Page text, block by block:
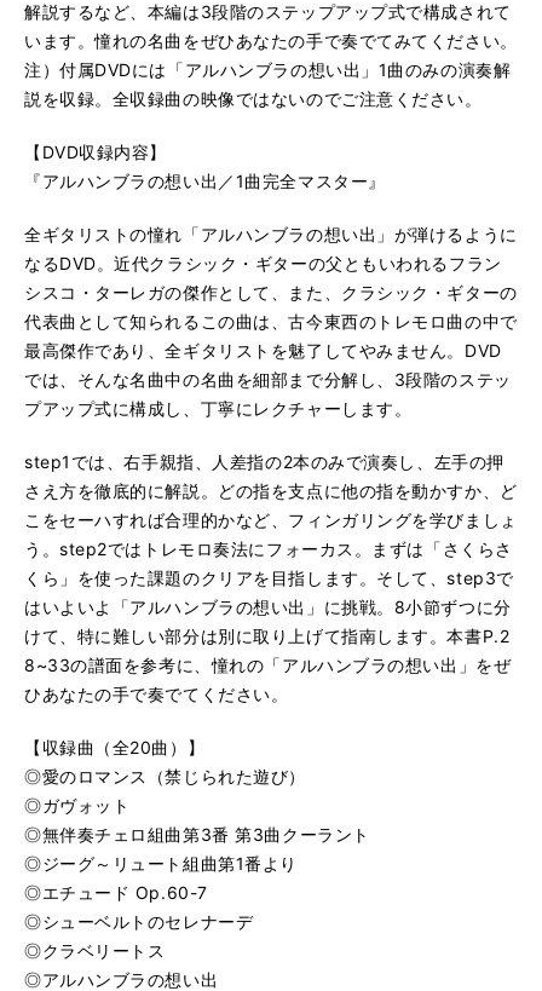
解説するなど、本編は3段階のステップアップ式で構成されて
います。憧れの名曲をぜひあなたの手で奏でてみてください。
注）付属DVDには「アルハンブラの想い出」1曲のみの演奏解
説を収録。全収録曲の映像ではないのでご注意ください。
【DVD収録内容】
『アルハンブラの想い出／1曲完全マスター』
全ギタリストの憧れ「アルハンブラの想い出」が弾けるように
なるDVD。近代クラシック・ギターの父ともいわれるフラン
シスコ・ターレガの傑作として、また、クラシック・ギターの
代表曲として知られるこの曲は、古今東西のトレモロ曲の中で
最高傑作であり、全ギタリストを魅了してやみません。DVD
では、そんな名曲中の名曲を細部まで分解し、3段階のステッ
プアップ式に構成し、丁寧にレクチャーします。
step1では、右手親指、人差指の2本のみで演奏し、左手の押
さえ方を徹底的に解説。どの指を支点に他の指を動かすか、ど
こをセーハすれば合理的かなど、フィンガリングを学びましょ
う。step2ではトレモロ奏法にフォーカス。まずは「さくらさ
くら」を使った課題のクリアを目指します。そして、step3で
はいよいよ「アルハンブラの想い出」に挑戦。8小節ずつに分
けて、特に難しい部分は別に取り上げて指南します。本書P.2
8~33の譜面を参考に、憧れの「アルハンブラの想い出」をぜ
ひあなたの手で奏でてください。
【収録曲（全20曲）】
◎愛のロマンス（禁じられた遊び）
◎ガヴォット
◎無伴奏チェロ組曲第3番 第3曲クーラント
◎ジーグ～リュート組曲第1番より
◎エチュード Op.60-7
◎シューベルトのセレナーデ
◎クラベリートス
◎アルハンブラの想い出